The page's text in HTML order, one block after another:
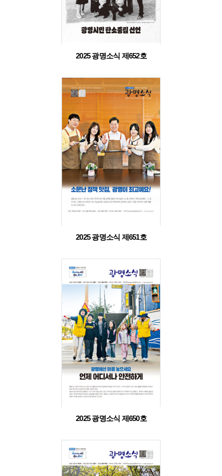
2025 광명소식 제652호
2025 광명소식 제651호
2025 광명소식 제650호